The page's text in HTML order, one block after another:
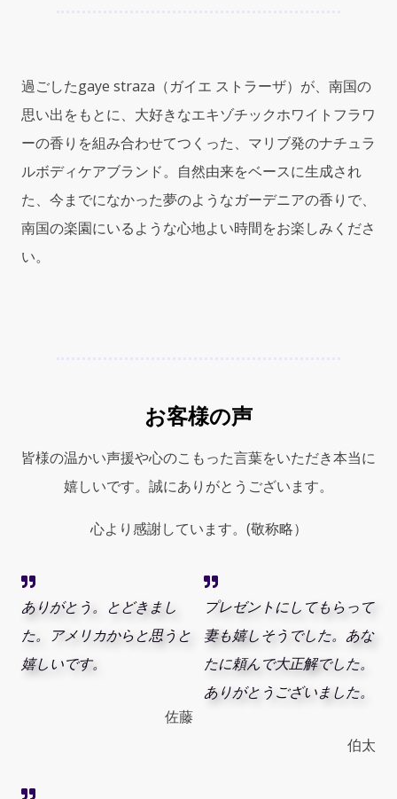
オ
イ
0.125oz
(3.75ml)
for
Women
quantity
過ごしたgaye straza（ガイエ ストラーザ）が、南国の
思い出をもとに、大好きなエキゾチックホワイトフラワ
ーの香りを組み合わせてつくった、マリブ発のナチュラ
ルボディケアブランド。自然由来をベースに生成され
た、今までになかった夢のようなガーデニアの香りで、
南国の楽園にいるような心地よい時間をお楽しみくださ
い。
お客様の声
皆様の温かい声援や心のこもった言葉をいただき本当に
嬉しいです。誠にありがとうございます。
心より感謝しています。(敬称略）
ありがとう。とどきまし
た。アメリカからと思うと
嬉しいです。
佐藤
プレゼントにしてもらって
妻も嬉しそうでした。あな
たに頼んで大正解でした。
ありがとうございました。
伯太